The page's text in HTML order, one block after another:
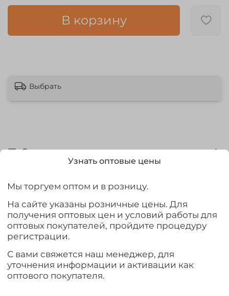
В корзину
Выбрать
Описание
компании Тонар. Внешне термос покрыт приятным на
ощупь обрезиненным материалом "soft touch", который
в свою очередь защищает термос от механических
повреждений и царапин. Благодаря двойной
вакуумной изоляции, температура напитков
сохраняется намного эффективнее. В пробке термоса
продуктов, таких как сахар, чай, кофе и тд., а также
накручивающееся на пробку ситечко для заварки
любимых напитков.
Узнать оптовые цены
Мы торгуем оптом и в розницу.
На сайте указаны розничные цены. Для
получения оптовых цен и условий работы для
оптовых покупателей, пройдите процедуру
регистрации.
С вами свяжется наш менеджер, для
уточнения информации и активации как
оптового покупателя.